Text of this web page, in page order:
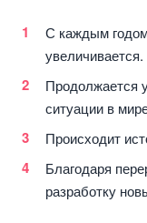
С каждым
увеличивается.
Продолжается
ситуации в
Происходит
Благодаря
разработку